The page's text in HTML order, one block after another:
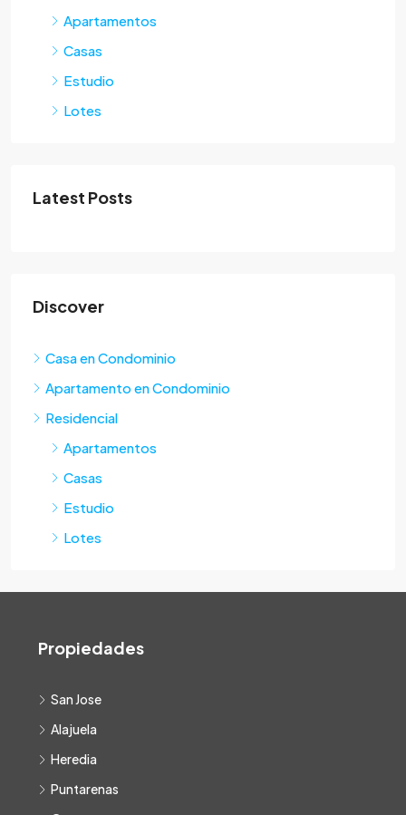
Apartamentos
Casas
Estudio
Lotes
Latest Posts
Discover
Casa en Condominio
Apartamento en Condominio
Residencial
Apartamentos
Casas
Estudio
Lotes
Propiedades
San Jose
Alajuela
Heredia
Puntarenas